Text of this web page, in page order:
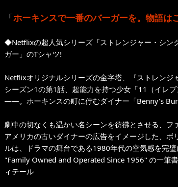
「ホーキンスで一番のバーガーを。物語は
◆Netflixの超人気シリーズ『ストレンジャー・シン
ガー」のTシャツ!
Netflixオリジナルシリーズの金字塔、『ストレンジ
シーズン1の第1話、超能力を持つ少女「11（イレ
——。ホーキンスの町に佇むダイナー「Benny's
劇中の切なくも温かい名シーンを彷彿とさせる、フ
アメリカの古いダイナーの広告をイメージした、
ルは、ドラマの舞台である1980年代の空気感を完璧
"Family Owned and Operated Since 1956" の一筆
ィテール